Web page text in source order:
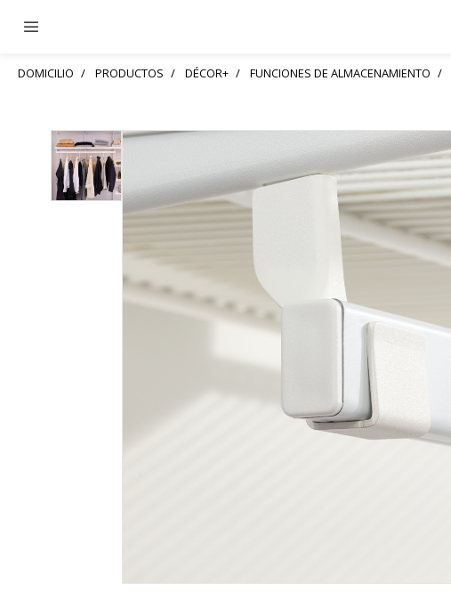
DOMICILIO PRODUCTOS DÉCOR+ FUNCIONES DE ALMACENAMIENTO